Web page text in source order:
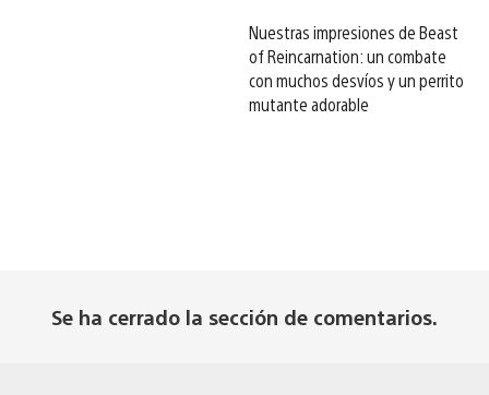
Nuestras impresiones de Beast
of Reincarnation: un combate
con muchos desvíos y un perrito
mutante adorable
Se ha cerrado la sección de comentarios.